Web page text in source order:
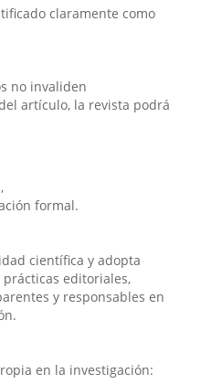
claramente como
no invaliden
artículo, la revista podrá
formal.
científica y adopta
editoriales,
y responsables en
en la investigación: